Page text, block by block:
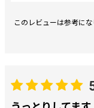
このレビューは参考に